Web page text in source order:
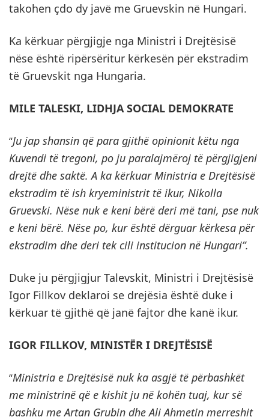
takohen çdo dy javë me Gruevskin në Hungari.
Ka kërkuar përgjigje nga Ministri i Drejtësisë
nëse është ripërsëritur kërkesën për ekstradim
të Gruevskit nga Hungaria.
MILE TALESKI, LIDHJA SOCIAL DEMOKRATE
“Ju jap shansin që para gjithë opinionit këtu nga
Kuvendi të tregoni, po ju paralajmëroj të përgjigjeni
drejtë dhe saktë. A ka kërkuar Ministria e Drejtësisë
ekstradim të ish kryeministrit të ikur, Nikolla
Gruevski. Nëse nuk e keni bërë deri më tani, pse nuk
e keni bërë. Nëse po, kur është dërguar kërkesa për
ekstradim dhe deri tek cili institucion në Hungari”.
Duke ju përgjigjur Talevskit, Ministri i Drejtësisë
Igor Fillkov deklaroi se drejësia është duke i
kërkuar të gjithë që janë fajtor dhe kanë ikur.
IGOR FILLKOV, MINISTËR I DREJTËSISË
“Ministria e Drejtësisë nuk ka asgjë të përbashkët
me ministrinë që e kishit ju në kohën tuaj, kur së
bashku me Artan Grubin dhe Ali Ahmetin merreshit